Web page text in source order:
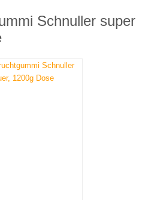
Schnuller super